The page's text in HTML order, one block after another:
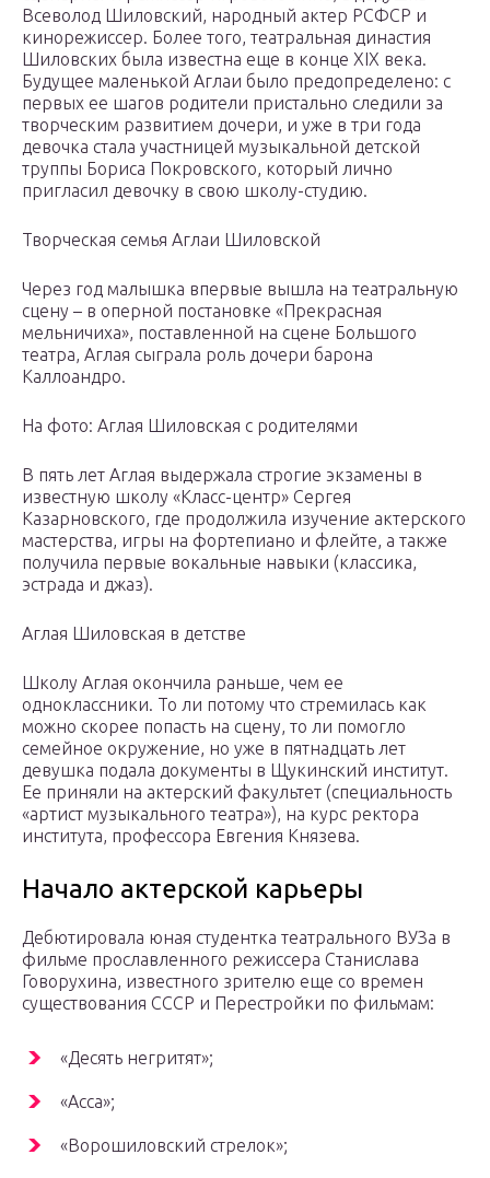
Всеволод Шиловский, народный актер РСФСР и
кинорежиссер. Более того, театральная династия
Шиловских была известна еще в конце XIX века.
Будущее маленькой Аглаи было предопределено: с
первых ее шагов родители пристально следили за
творческим развитием дочери, и уже в три года
девочка стала участницей музыкальной детской
труппы Бориса Покровского, который лично
пригласил девочку в свою школу-студию.
Творческая семья Аглаи Шиловской
Через год малышка впервые вышла на театральную
сцену – в оперной постановке «Прекрасная
мельничиха», поставленной на сцене Большого
театра, Аглая сыграла роль дочери барона
Каллоандро.
На фото: Аглая Шиловская с родителями
В пять лет Аглая выдержала строгие экзамены в
известную школу «Класс-центр» Сергея
Казарновского, где продолжила изучение актерского
мастерства, игры на фортепиано и флейте, а также
получила первые вокальные навыки (классика,
эстрада и джаз).
Аглая Шиловская в детстве
Школу Аглая окончила раньше, чем ее
одноклассники. То ли потому что стремилась как
можно скорее попасть на сцену, то ли помогло
семейное окружение, но уже в пятнадцать лет
девушка подала документы в Щукинский институт.
Ее приняли на актерский факультет (специальность
«артист музыкального театра»), на курс ректора
института, профессора Евгения Князева.
Начало актерской карьеры
Дебютировала юная студентка театрального ВУЗа в
фильме прославленного режиссера Станислава
Говорухина, известного зрителю еще со времен
существования СССР и Перестройки по фильмам:
«Десять негритят»;
«Асса»;
«Ворошиловский стрелок»;